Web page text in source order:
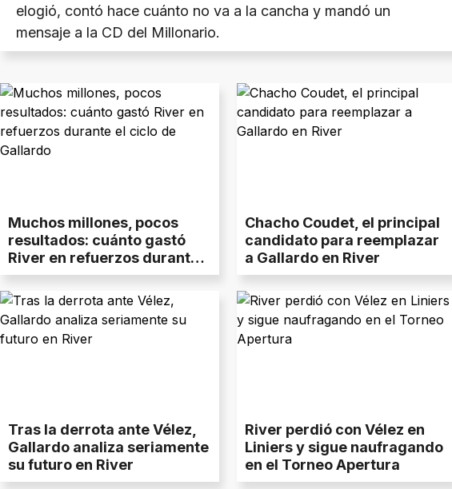
elogió, contó hace cuánto no va a la cancha y mandó un
mensaje a la CD del Millonario.
Muchos millones, pocos
resultados: cuánto gastó
River en refuerzos durante
el ciclo de Gallardo
Chacho Coudet, el principal
candidato para reemplazar
a Gallardo en River
Tras la derrota ante Vélez,
Gallardo analiza seriamente
su futuro en River
River perdió con Vélez en
Liniers y sigue naufragando
en el Torneo Apertura